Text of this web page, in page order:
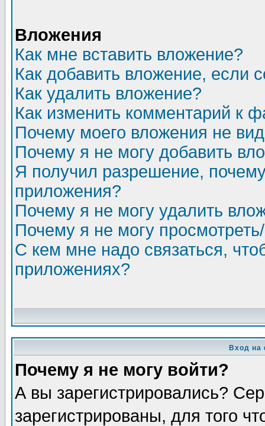
Вложения
Как мне вставить вложение?
Как добавить вложение, если
Как удалить вложение?
Как изменить комментарий к
Почему моего вложения не
Почему я не могу добавить
Я получил разрешение,
приложения?
Почему я не могу удалить
Почему я не могу
С кем мне надо связаться,
приложениях?
Вход на
Почему я не могу войти?
А вы зарегистрировались?
зарегистрированы, для того